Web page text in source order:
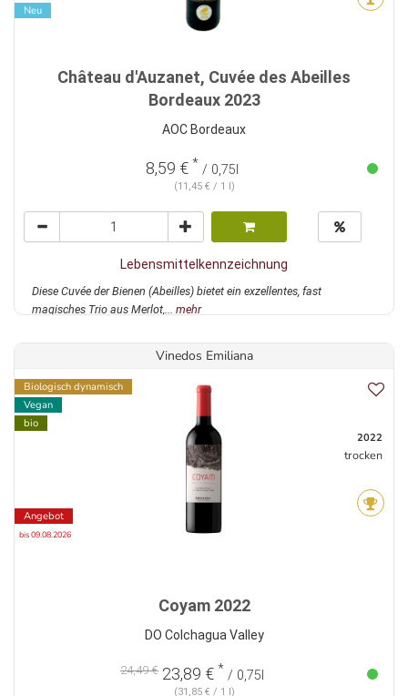
Neu
Château d'Auzanet, Cuvée des Abeilles
Bordeaux 2023
AOC Bordeaux
8,59 € * / 0,75l
(11,45 € / 1 l)
Lebensmittelkennzeichnung
Diese Cuvée der Bienen (Abeilles) bietet ein exzellentes, fast
magisches Trio aus Merlot,... mehr
Vinedos Emiliana
Biologisch dynamisch
Vegan
bio
Angebot
bis 09.08.2026
2022
trocken
Coyam 2022
DO Colchagua Valley
24,49 € 23,89 € * / 0,75l
(31,85 € / 1 l)